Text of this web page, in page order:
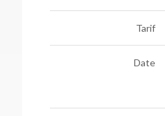
Tarif
Date